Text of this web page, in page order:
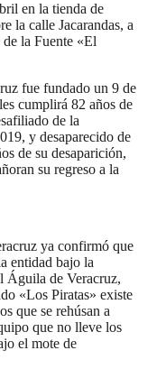
en la tienda de
la calle Jacarandas, a
la Fuente «El
fue fundado un 9 de
cumplirá 82 años de
de la
y desaparecido de
de su desaparición,
su regreso a la
ya confirmó que
entidad bajo la
Águila de Veracruz,
«Los Piratas» existe
que se rehúsan a
que no lleve los
el mote de